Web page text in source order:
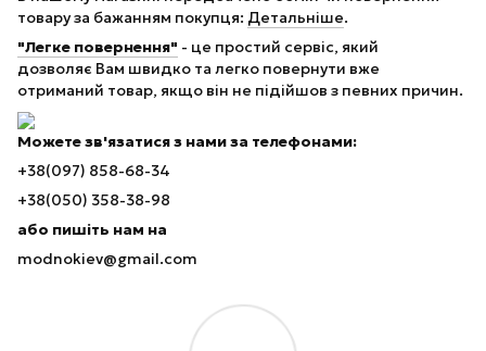
товару за бажанням покупця: Детальніше.
"Легке повернення" - це простий сервіс, який
дозволяє Вам швидко та легко повернути вже
отриманий товар, якщо він не підійшов з певних причин.
Можете зв'язатися з нами за телефонами:
+38(097) 858-68-34
+38(050) 358-38-98
або пишіть нам на
modnokiev@gmail.com